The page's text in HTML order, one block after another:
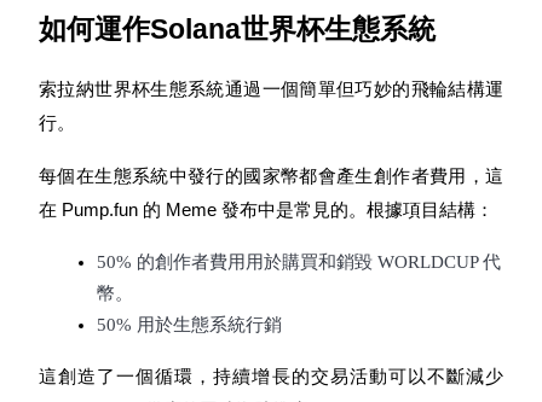
學習如何保持盈利
如何運作Solana世界杯生態系統
索拉納世界杯生態系統通過一個簡單但巧妙的飛輪結構運
行。
每個在生態系統中發行的國家幣都會產生創作者費用，這
在 Pump.fun 的 Meme 發布中是常見的。根據項目結構：
50% 的創作者費用用於購買和銷毀 WORLDCUP 代
幣。
50% 用於生態系統行銷
這創造了一個循環，持續增長的交易活動可以不斷減少